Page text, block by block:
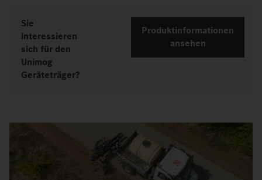
Sie
interessieren
sich für den
Unimog
Geräteträger?
Produktinformationen
ansehen